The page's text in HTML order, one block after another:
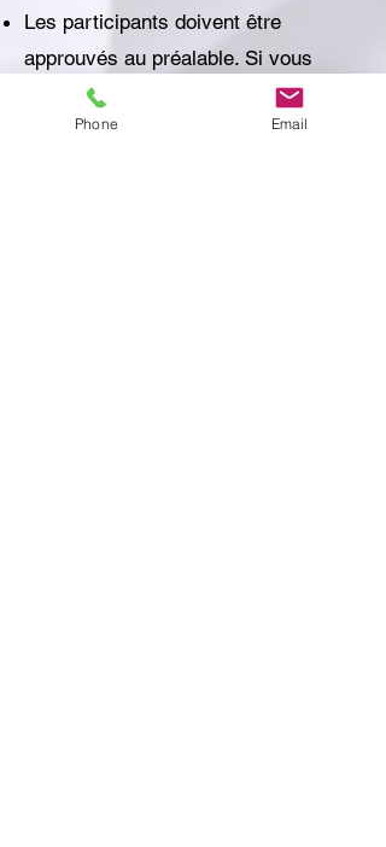
Les participants doivent être
approuvés au préalable. Si vous
êtes intéressé, veuillez contacter le
bureau pour planifier une évaluation
Phone Email